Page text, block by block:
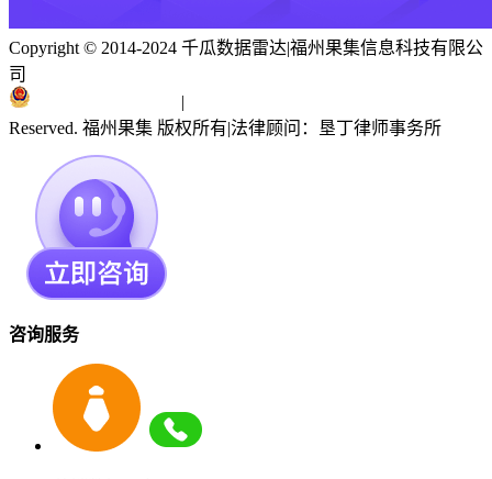
Copyright © 2014-2024 千瓜数据雷达|福州果集信息科技有限公
司
|
Reserved. 福州果集 版权所有|法律顾问：垦丁律师事务所
咨询服务